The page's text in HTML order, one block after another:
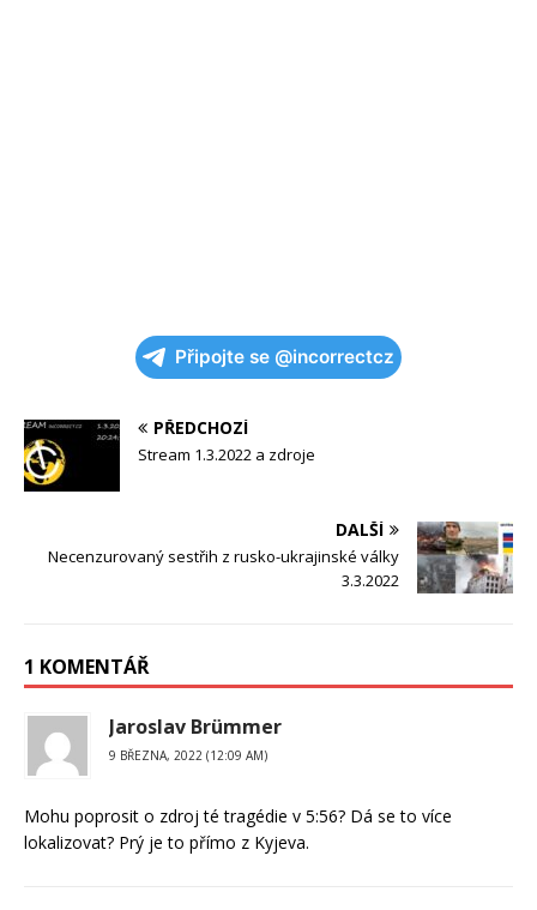
Připojte se @incorrectcz
PŘEDCHOZÍ
Stream 1.3.2022 a zdroje
DALŠÍ
Necenzurovaný sestřih z rusko-ukrajinské války
3.3.2022
1 KOMENTÁŘ
Jaroslav Brümmer
9 BŘEZNA, 2022 (12:09 AM)
Mohu poprosit o zdroj té tragédie v 5:56? Dá se to více
lokalizovat? Prý je to přímo z Kyjeva.